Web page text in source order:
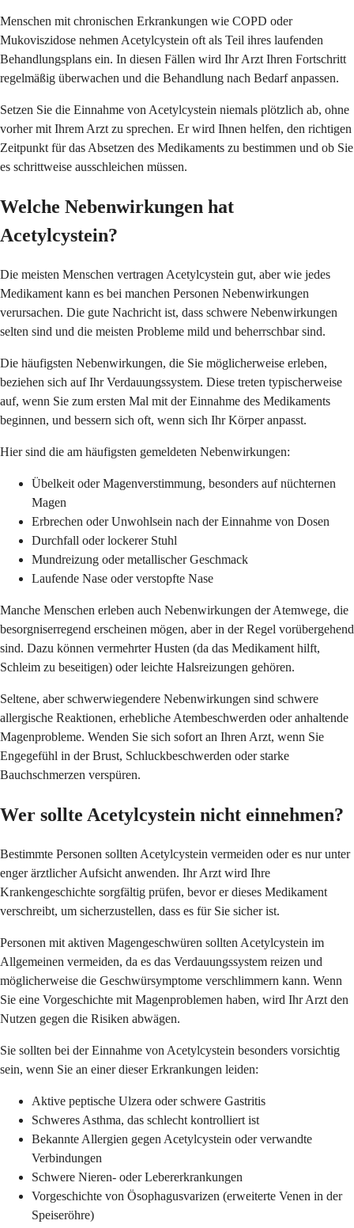
Menschen mit chronischen Erkrankungen wie COPD oder
Mukoviszidose nehmen Acetylcystein oft als Teil ihres laufenden
Behandlungsplans ein. In diesen Fällen wird Ihr Arzt Ihren Fortschritt
regelmäßig überwachen und die Behandlung nach Bedarf anpassen.
Setzen Sie die Einnahme von Acetylcystein niemals plötzlich ab, ohne
vorher mit Ihrem Arzt zu sprechen. Er wird Ihnen helfen, den richtigen
Zeitpunkt für das Absetzen des Medikaments zu bestimmen und ob Sie
es schrittweise ausschleichen müssen.
Welche Nebenwirkungen hat
Acetylcystein?
Die meisten Menschen vertragen Acetylcystein gut, aber wie jedes
Medikament kann es bei manchen Personen Nebenwirkungen
verursachen. Die gute Nachricht ist, dass schwere Nebenwirkungen
selten sind und die meisten Probleme mild und beherrschbar sind.
Die häufigsten Nebenwirkungen, die Sie möglicherweise erleben,
beziehen sich auf Ihr Verdauungssystem. Diese treten typischerweise
auf, wenn Sie zum ersten Mal mit der Einnahme des Medikaments
beginnen, und bessern sich oft, wenn sich Ihr Körper anpasst.
Hier sind die am häufigsten gemeldeten Nebenwirkungen:
Übelkeit oder Magenverstimmung, besonders auf nüchternen
Magen
Erbrechen oder Unwohlsein nach der Einnahme von Dosen
Durchfall oder lockerer Stuhl
Mundreizung oder metallischer Geschmack
Laufende Nase oder verstopfte Nase
Manche Menschen erleben auch Nebenwirkungen der Atemwege, die
besorgniserregend erscheinen mögen, aber in der Regel vorübergehend
sind. Dazu können vermehrter Husten (da das Medikament hilft,
Schleim zu beseitigen) oder leichte Halsreizungen gehören.
Seltene, aber schwerwiegendere Nebenwirkungen sind schwere
allergische Reaktionen, erhebliche Atembeschwerden oder anhaltende
Magenprobleme. Wenden Sie sich sofort an Ihren Arzt, wenn Sie
Engegefühl in der Brust, Schluckbeschwerden oder starke
Bauchschmerzen verspüren.
Wer sollte Acetylcystein nicht einnehmen?
Bestimmte Personen sollten Acetylcystein vermeiden oder es nur unter
enger ärztlicher Aufsicht anwenden. Ihr Arzt wird Ihre
Krankengeschichte sorgfältig prüfen, bevor er dieses Medikament
verschreibt, um sicherzustellen, dass es für Sie sicher ist.
Personen mit aktiven Magengeschwüren sollten Acetylcystein im
Allgemeinen vermeiden, da es das Verdauungssystem reizen und
möglicherweise die Geschwürsymptome verschlimmern kann. Wenn
Sie eine Vorgeschichte mit Magenproblemen haben, wird Ihr Arzt den
Nutzen gegen die Risiken abwägen.
Sie sollten bei der Einnahme von Acetylcystein besonders vorsichtig
sein, wenn Sie an einer dieser Erkrankungen leiden:
Aktive peptische Ulzera oder schwere Gastritis
Schweres Asthma, das schlecht kontrolliert ist
Bekannte Allergien gegen Acetylcystein oder verwandte
Verbindungen
Schwere Nieren- oder Lebererkrankungen
Vorgeschichte von Ösophagusvarizen (erweiterte Venen in der
Speiseröhre)